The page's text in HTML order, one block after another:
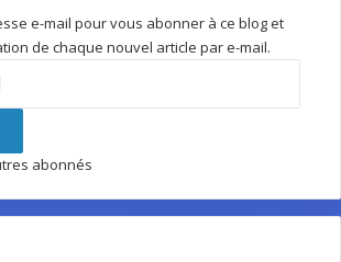
e-mail pour vous abonner à ce blog et
de chaque nouvel article par e-mail.
abonnés